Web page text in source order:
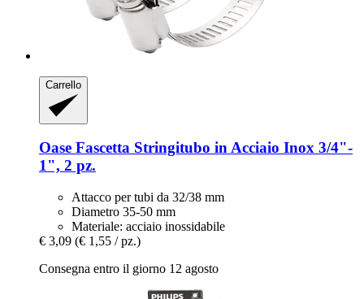
Carrello
Oase Fascetta Stringitubo in Acciaio Inox 3/4"-​
1", 2 pz.
Attacco per tubi da 32/38 mm
Diametro 35-50 mm
Materiale: acciaio inossidabile
€ 3,09 (€ 1,55 / pz.)
Consegna entro il giorno 12 agosto